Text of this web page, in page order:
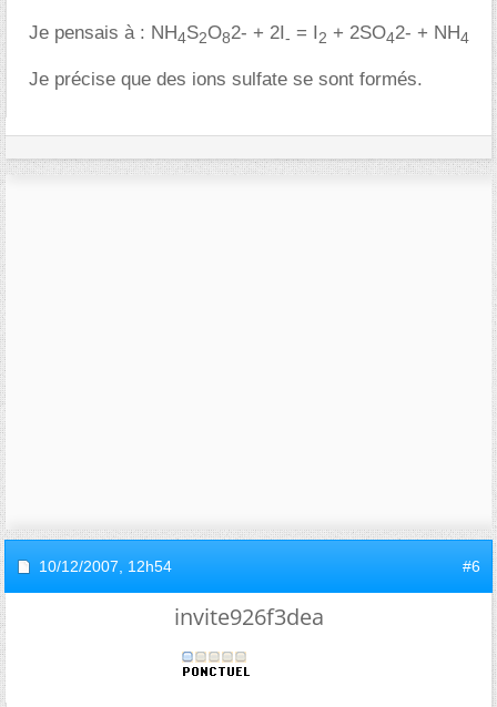
Je pensais à : NH4S2O82- + 2I- = I2 + 2SO42- + NH4
Je précise que des ions sulfate se sont formés.
10/12/2007, 12h54 #6
invite926f3dea